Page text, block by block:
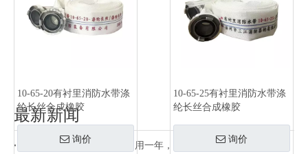
10-65-20有衬里消防水带涤
纶长丝合成橡胶
询价
10-65-25有衬里消防水带涤
纶长丝合成橡胶
询价
最新新闻
同一批水带有的用三年有的用一年，差别在存放方式